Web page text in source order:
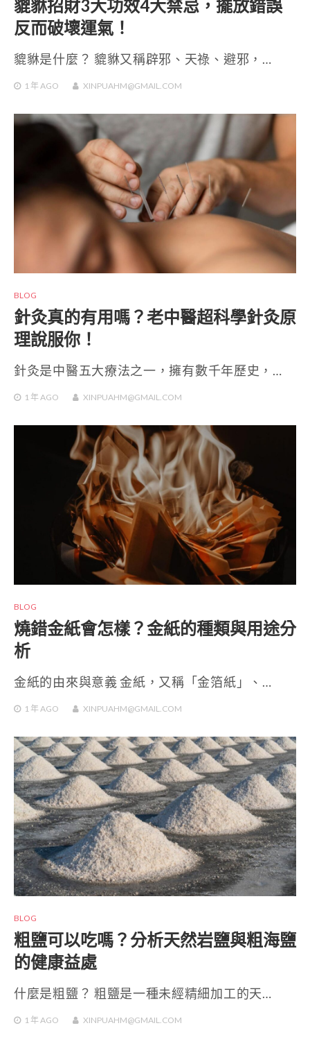
貔貅招財3大功效4大禁忌，擺放錯誤
反而破壞運氣！
貔貅是什麼？ 貔貅又稱辟邪、天祿、避邪，…
1 年 AGO XINPUAHM@GMAIL.COM
BLOG
針灸真的有用嗎？老中醫超科學針灸原
理說服你！
針灸是中醫五大療法之一，擁有數千年歷史，…
1 年 AGO XINPUAHM@GMAIL.COM
BLOG
燒錯金紙會怎樣？金紙的種類與用途分
析
金紙的由來與意義 金紙，又稱「金箔紙」、…
1 年 AGO XINPUAHM@GMAIL.COM
BLOG
粗鹽可以吃嗎？分析天然岩鹽與粗海鹽
的健康益處
什麼是粗鹽？ 粗鹽是一種未經精細加工的天…
1 年 AGO XINPUAHM@GMAIL.COM